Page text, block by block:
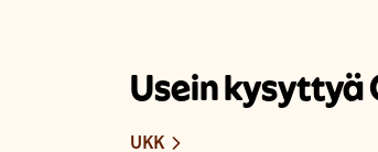
Usein kysyttyä
UKK